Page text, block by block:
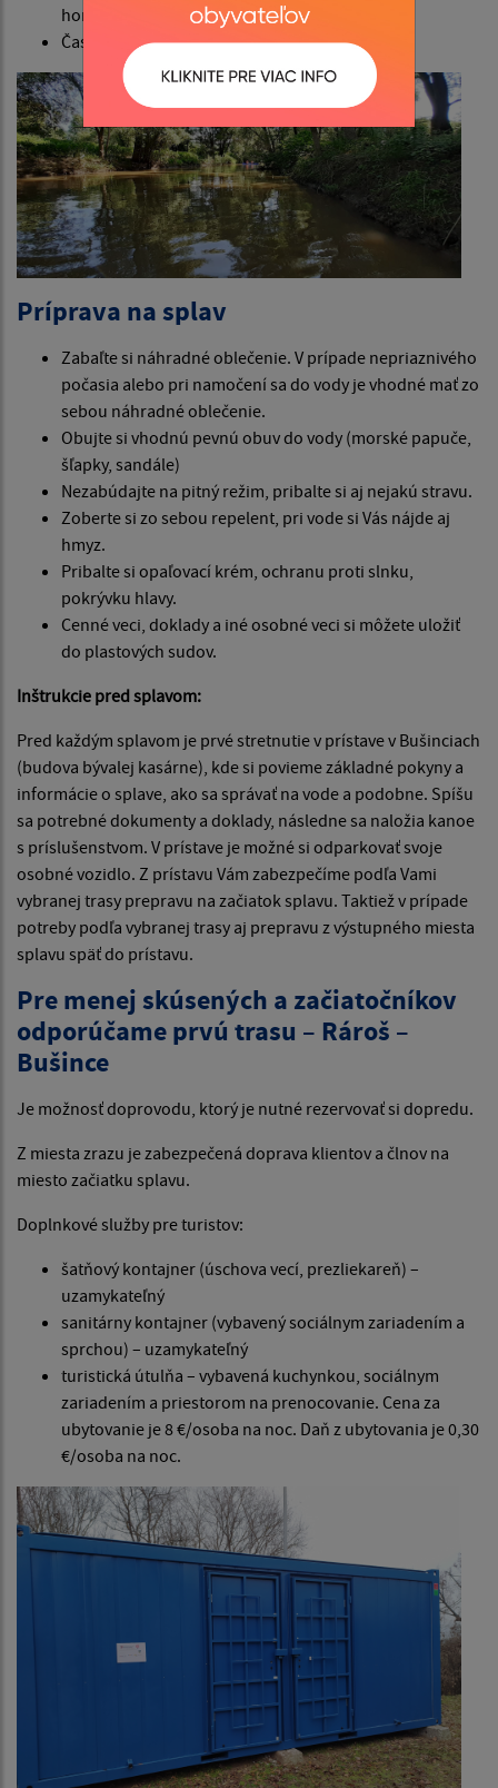
hore prúdom
Čas trasy: 2 hodiny, náročnosť č. 3
Príprava na splav
Zabaľte si náhradné oblečenie. V prípade nepriaznivého
počasia alebo pri namočení sa do vody je vhodné mať zo
sebou náhradné oblečenie.
Obujte si vhodnú pevnú obuv do vody (morské papuče,
šľapky, sandále)
Nezabúdajte na pitný režim, pribalte si aj nejakú stravu.
Zoberte si zo sebou repelent, pri vode si Vás nájde aj
hmyz.
Pribalte si opaľovací krém, ochranu proti slnku,
pokrývku hlavy.
Cenné veci, doklady a iné osobné veci si môžete uložiť
do plastových sudov.
Inštrukcie pred splavom:
Pred každým splavom je prvé stretnutie v prístave v Bušinciach
(budova bývalej kasárne), kde si povieme základné pokyny a
informácie o splave, ako sa správať na vode a podobne. Spíšu
sa potrebné dokumenty a doklady, následne sa naložia kanoe
s príslušenstvom. V prístave je možné si odparkovať svoje
osobné vozidlo. Z prístavu Vám zabezpečíme podľa Vami
vybranej trasy prepravu na začiatok splavu. Taktiež v prípade
potreby podľa vybranej trasy aj prepravu z výstupného miesta
splavu späť do prístavu.
Pre menej skúsených a začiatočníkov
odporúčame prvú trasu – Rároš –
Bušince
Je možnosť doprovodu, ktorý je nutné rezervovať si dopredu.
Z miesta zrazu je zabezpečená doprava klientov a člnov na
miesto začiatku splavu.
Doplnkové služby pre turistov:
šatňový kontajner (úschova vecí, prezliekareň) –
uzamykateľný
sanitárny kontajner (vybavený sociálnym zariadením a
sprchou) – uzamykateľný
turistická útulňa – vybavená kuchynkou, sociálnym
zariadením a priestorom na prenocovanie. Cena za
ubytovanie je 8 €/osoba na noc. Daň z ubytovania je 0,30
€/osoba na noc.